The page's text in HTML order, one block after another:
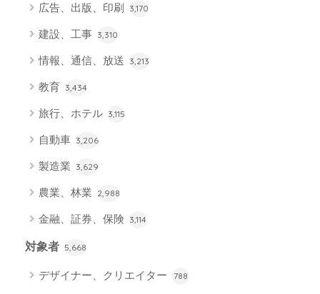
広告、出版、印刷 3,170
建設、工事 3,310
情報、通信、放送 3,213
教育 3,434
旅行、ホテル 3,115
自動車 3,206
製造業 3,629
農業、林業 2,988
金融、証券、保険 3,114
対象者 5,668
デザイナー、クリエイター 788